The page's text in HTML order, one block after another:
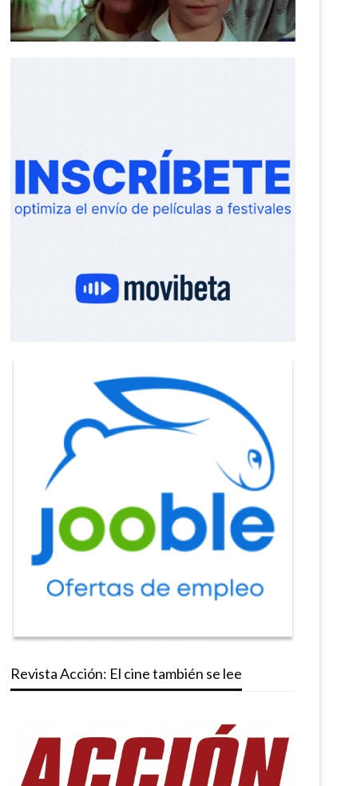
Revista Acción: El cine también se lee